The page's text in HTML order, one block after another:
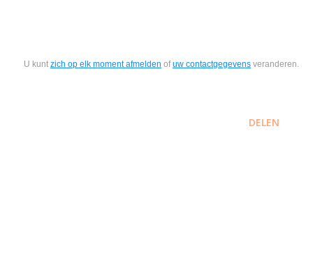
U kunt zich op elk moment afmelden ofuw contactgegevens veranderen.
DELEN